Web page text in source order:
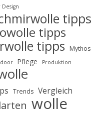
tipps
tipps
tipps Mythos
Pflege Produktion
Trends Vergleich
wolle